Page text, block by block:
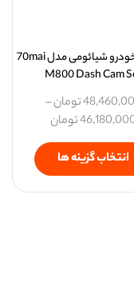
دوربین خودرو شیائومی مدل 70mai
M800 Dash Cam
تومان–
تومان
انتخاب گزینه ها